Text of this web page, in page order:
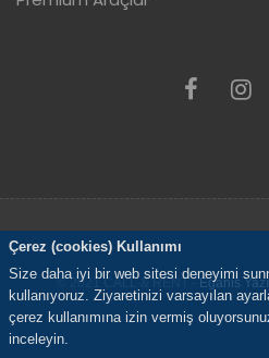
© 2021 CALL & RENT -Eganis
Çerez (cookies) Kullanımı
Size daha iyi bir web sitesi deneyimi
kullanıyoruz. Ziyaretinizi varsayılan
çerez kullanımına izin vermiş
inceleyin.